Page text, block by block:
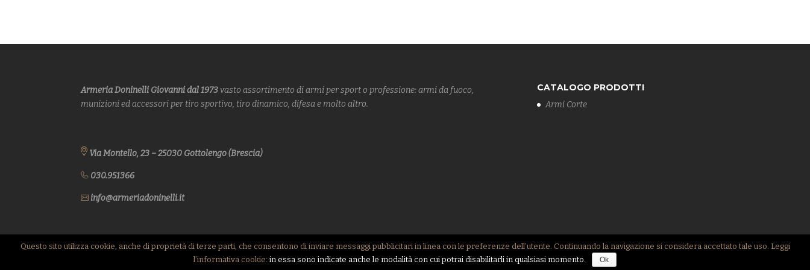
Armeria Doninelli Giovanni dal 1973 vasto assortimento di armi per sport o professione: armi da fuoco,
munizioni ed accessori per tiro sportivo, tiro dinamico, difesae molto altro.
Via Montello, 23 – 25030 Gottolengo (Brescia)
030.951366
info@armeriadoninelli.it
CATALOGO PRODOTTI
Armi Corte
COPYRIGHT 2017 ARMERIA DONINELLI GIOVANNI - P.IVA: 00153230982 -PRIVACY POLICY - POWERED BYNERDYDOG
Questo sito utilizza cookie, anche di proprietà di terze parti, che consentono di inviare messaggi pubblicitari in linea con le preferenze dell’utente. Continuando la navigazione si considera accettato tale uso. Leggi
l’informativa cookie: in essa sono indicate anche le modalità con cui potrai disabilitarli in qualsiasi momento. Ok